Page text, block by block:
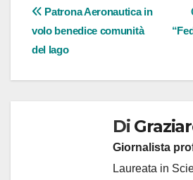
Navigazione
articoli
Patrona Aeronautica in
volo benedice comunità
del lago
Di
Giornalista
Laureata in